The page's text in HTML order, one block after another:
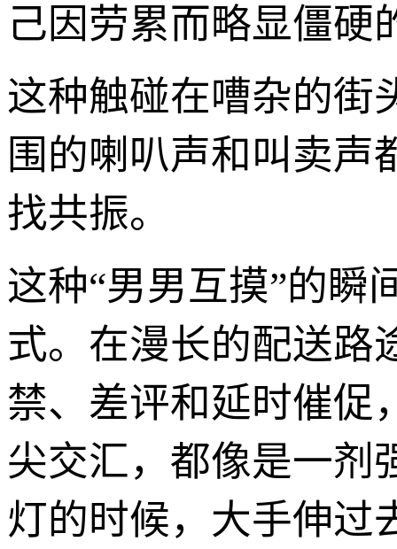
己因劳累而略显僵硬
这种触碰在嘈杂的街
围的喇叭声和叫卖声
找共振。
这种“男男互摸”的瞬
式。在漫长的配送路
禁、差评和延时催促
尖交汇，都像是一剂
灯的时候，大手伸过